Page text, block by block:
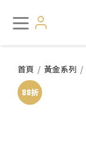
首頁 / 黃金系列 /
88折